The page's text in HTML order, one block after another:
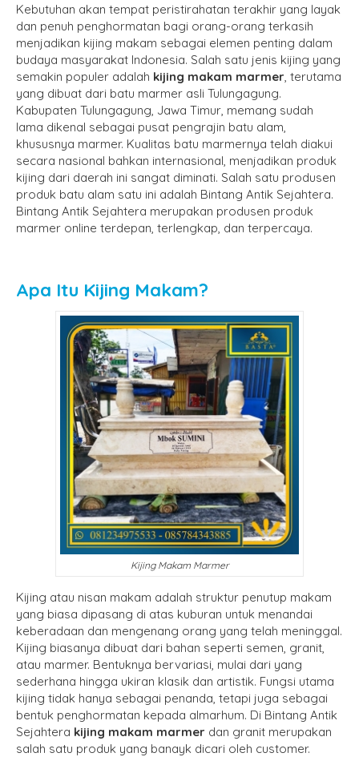
Kebutuhan akan tempat peristirahatan terakhir yang layak
dan penuh penghormatan bagi orang-orang terkasih
menjadikan kijing makam sebagai elemen penting dalam
budaya masyarakat Indonesia. Salah satu jenis kijing yang
semakin populer adalah kijing makam marmer , terutama
yang dibuat dari batu marmer asli Tulungagung.
Kabupaten Tulungagung, Jawa Timur, memang sudah
lama dikenal sebagai pusat pengrajin batu alam,
khususnya marmer. Kualitas batu marmernya telah diakui
secara nasional bahkan internasional, menjadikan produk
kijing dari daerah ini sangat diminati. Salah satu produsen
produk batu alam satu ini adalah Bintang Antik Sejahtera.
Bintang Antik Sejahtera merupakan produsen produk
marmer online terdepan, terlengkap, dan terpercaya.
Apa Itu Kijing Makam?
Kijing Makam Marmer
Kijing atau nisan makam adalah struktur penutup makam
yang biasa dipasang di atas kuburan untuk menandai
keberadaan dan mengenang orang yang telah meninggal.
Kijing biasanya dibuat dari bahan seperti semen, granit,
atau marmer. Bentuknya bervariasi, mulai dari yang
sederhana hingga ukiran klasik dan artistik. Fungsi utama
kijing tidak hanya sebagai penanda, tetapi juga sebagai
bentuk penghormatan kepada almarhum. Di Bintang Antik
Sejahtera kijing makam marmer dan granit merupakan
salah satu produk yang banayk dicari oleh customer.